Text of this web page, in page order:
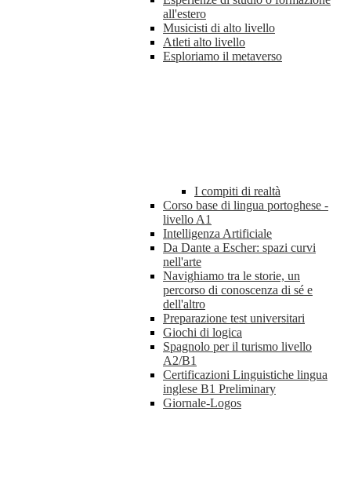
all'estero
Musicisti di alto livello
Atleti alto livello
Esploriamo il metaverso
I compiti di realtà
Corso base di lingua portoghese -
livello A1
Intelligenza Artificiale
Da Dante a Escher: spazi curvi
nell'arte
Navighiamo tra le storie, un
percorso di conoscenza di sé e
dell'altro
Preparazione test universitari
Giochi di logica
Spagnolo per il turismo livello
A2/B1
Certificazioni Linguistiche lingua
inglese B1 Preliminary
Giornale-Logos